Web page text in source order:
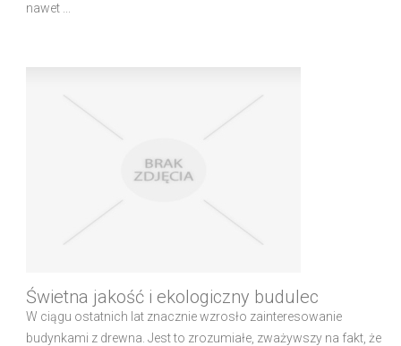
nawet ...
Świetna jakość i ekologiczny budulec
W ciągu ostatnich lat znacznie wzrosło zainteresowanie
budynkami z drewna. Jest to zrozumiałe, zważywszy na fakt, że